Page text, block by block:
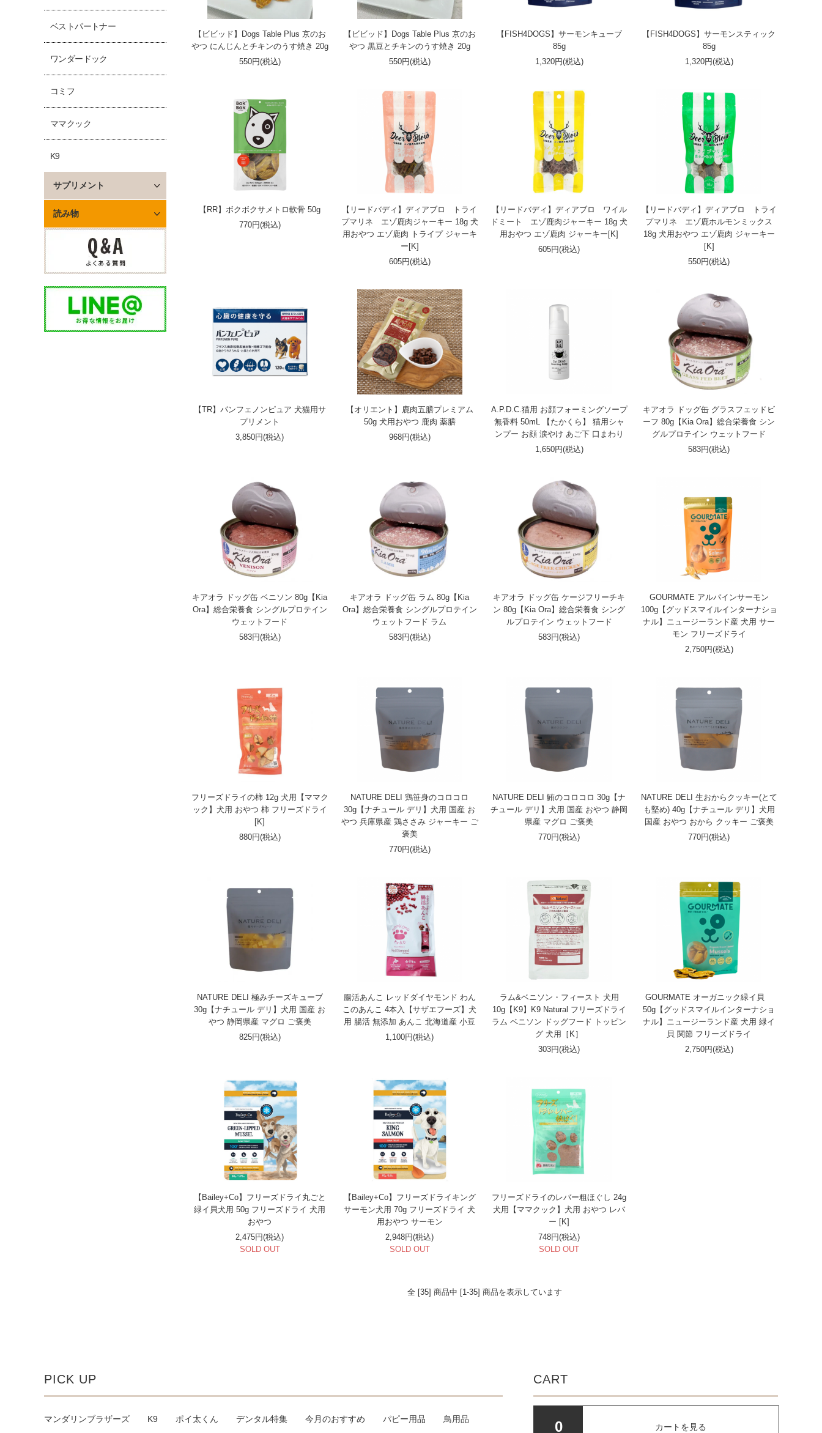
【ビビッド】Dogs Table Plus 京のお
やつ にんじんとチキンのうす焼き 20g
550円(税込)
【ビビッド】Dogs Table Plus 京のお
やつ 黒豆とチキンのうす焼き 20g
550円(税込)
【FISH4DOGS】サーモンキューブ
85g
1,320円(税込)
【FISH4DOGS】サーモンスティック
85g
1,320円(税込)
【RR】ボクボクサメトロ軟骨 50g
770円(税込)
【リードバディ】ディアブロ トライ
プマリネ エゾ鹿肉ジャーキー 18g 犬
用おやつ エゾ鹿肉 トライプ ジャーキ
ー[K]
605円(税込)
【リードバディ】ディアブロ ワイル
ドミート エゾ鹿肉ジャーキー 18g 犬
用おやつ エゾ鹿肉 ジャーキー[K]
605円(税込)
【リードバディ】ディアブロ トライ
プマリネ エゾ鹿ホルモンミックス
18g 犬用おやつ エゾ鹿肉 ジャーキー
[K]
550円(税込)
【TR】パンフェノンピュア 犬猫用サ
プリメント
3,850円(税込)
【オリエント】鹿肉五膳プレミアム
50g 犬用おやつ 鹿肉 薬膳
968円(税込)
A.P.D.C.猫用 お顔フォーミングソープ
無香料 50mL 【たかくら】 猫用シャ
ンプー お顔 涙やけ あご下 口まわり
1,650円(税込)
キアオラ ドッグ缶 グラスフェッドビ
ーフ 80g【Kia Ora】総合栄養食 シン
グルプロテイン ウェットフード
583円(税込)
キアオラ ドッグ缶 ベニソン 80g【Kia
Ora】総合栄養食 シングルプロテイン
ウェットフード
583円(税込)
キアオラ ドッグ缶 ラム 80g【Kia
Ora】総合栄養食 シングルプロテイン
ウェットフード ラム
583円(税込)
キアオラ ドッグ缶 ケージフリーチキ
ン 80g【Kia Ora】総合栄養食 シング
ルプロテイン ウェットフード
583円(税込)
GOURMATE アルパインサーモン
100g【グッドスマイルインターナショ
ナル】ニュージーランド産 犬用 サー
モン フリーズドライ
2,750円(税込)
フリーズドライの柿 12g 犬用【ママク
ック】犬用 おやつ 柿 フリーズドライ
[K]
880円(税込)
NATURE DELI 鶏笹身のコロコロ
30g【ナチュール デリ】犬用 国産 お
やつ 兵庫県産 鶏ささみ ジャーキー ご
褒美
770円(税込)
NATURE DELI 鮪のコロコロ 30g【ナ
チュール デリ】犬用 国産 おやつ 静岡
県産 マグロ ご褒美
770円(税込)
NATURE DELI 生おからクッキー(とて
も堅め) 40g【ナチュール デリ】犬用
国産 おやつ おから クッキー ご褒美
770円(税込)
NATURE DELI 極みチーズキューブ
30g【ナチュール デリ】犬用 国産 お
やつ 静岡県産 マグロ ご褒美
825円(税込)
腸活あんこ レッドダイヤモンド わん
このあんこ 4本入【サザエフーズ】犬
用 腸活 無添加 あんこ 北海道産 小豆
1,100円(税込)
ラム&ベニソン・フィースト 犬用
10g【K9】K9 Natural フリーズドライ
ラム ベニソン ドッグフード トッピン
グ 犬用［K］
303円(税込)
GOURMATE オーガニック緑イ貝
50g【グッドスマイルインターナショ
ナル】ニュージーランド産 犬用 緑イ
貝 関節 フリーズドライ
2,750円(税込)
【Bailey+Co】フリーズドライ丸ごと
緑イ貝犬用 50g フリーズドライ 犬用
おやつ
2,475円(税込)
SOLD OUT
【Bailey+Co】フリーズドライキング
サーモン犬用 70g フリーズドライ 犬
用おやつ サーモン
2,948円(税込)
SOLD OUT
フリーズドライのレバー粗ほぐし 24g
犬用【ママクック】犬用 おやつ レバ
ー [K]
748円(税込)
SOLD OUT
全 [35] 商品中 [1-35] 商品を表示しています
ベストパートナー
ワンダードック
コミフ
ママクック
K9
サプリメント
読み物
PICK UP
マンダリンブラザーズ K9 ポイ太くん デンタル特集 今月のおすすめ パピー用品 鳥用品
CART
0 カートを見る